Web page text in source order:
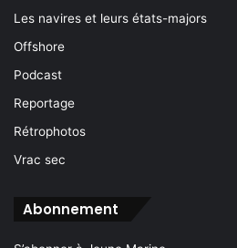
Les navires et leurs états-majors
Offshore
Podcast
Reportage
Rétrophotos
Vrac sec
Abonnement